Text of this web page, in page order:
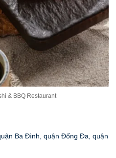
& BBQ Restaurant
Ba Đình, quận Đống Đa, quận